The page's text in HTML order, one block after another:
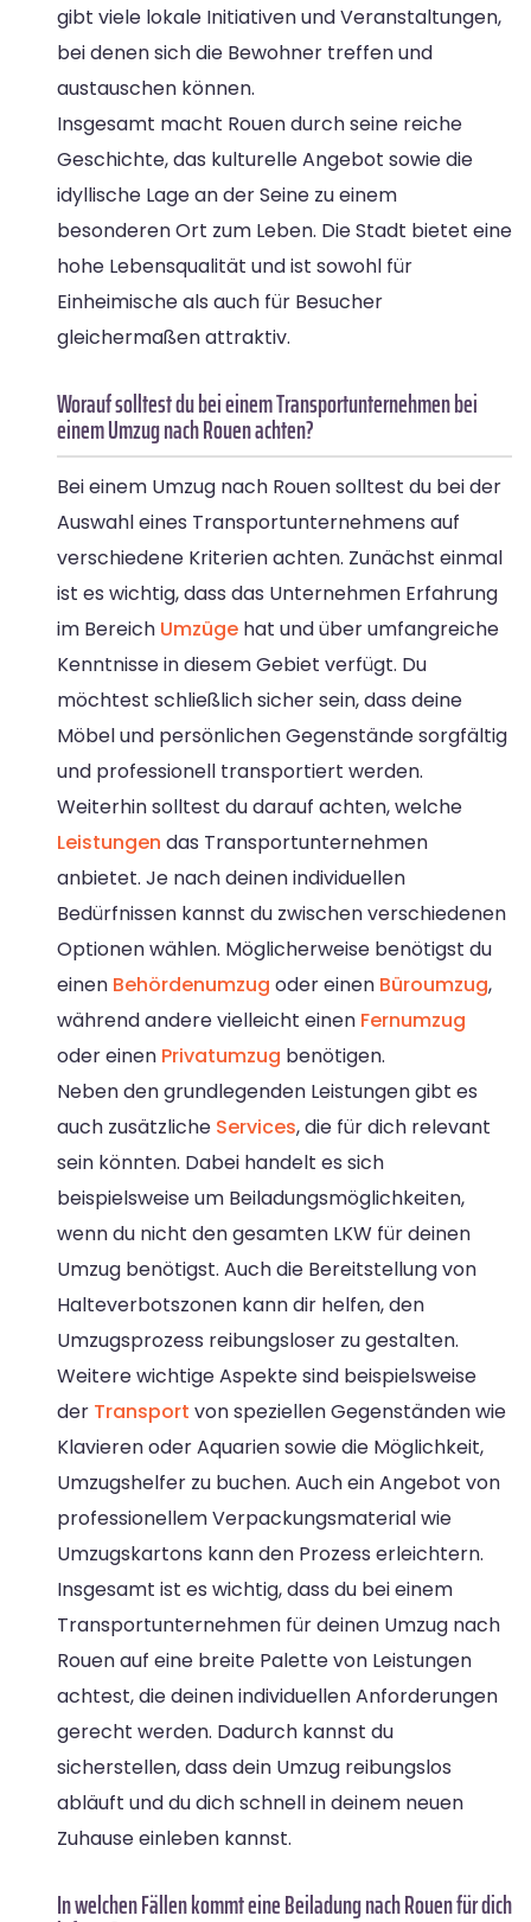
gibt viele lokale Initiativen und Veranstaltungen,
bei denen sich die Bewohner treffen und
austauschen können.
Insgesamt macht Rouen durch seine reiche
Geschichte, das kulturelle Angebot sowie die
idyllische Lage an der Seine zu einem
besonderen Ort zum Leben. Die Stadt bietet eine
hohe Lebensqualität und ist sowohl für
Einheimische als auch für Besucher
gleichermaßen attraktiv.
Worauf solltest du bei einem Transportunternehmen bei
einem Umzug nach Rouen achten?
Bei einem Umzug nach Rouen solltest du bei der
Auswahl eines Transportunternehmens auf
verschiedene Kriterien achten. Zunächst einmal
ist es wichtig, dass das Unternehmen Erfahrung
im Bereich Umzüge hat und über umfangreiche
Kenntnisse in diesem Gebiet verfügt. Du
möchtest schließlich sicher sein, dass deine
Möbel und persönlichen Gegenstände sorgfältig
und professionell transportiert werden.
Weiterhin solltest du darauf achten, welche
Leistungen das Transportunternehmen
anbietet. Je nach deinen individuellen
Bedürfnissen kannst du zwischen verschiedenen
Optionen wählen. Möglicherweise benötigst du
einen Behördenumzug oder einen Büroumzug,
während andere vielleicht einen Fernumzug
oder einen Privatumzug benötigen.
Neben den grundlegenden Leistungen gibt es
auch zusätzliche Services, die für dich relevant
sein könnten. Dabei handelt es sich
beispielsweise um Beiladungsmöglichkeiten,
wenn du nicht den gesamten LKW für deinen
Umzug benötigst. Auch die Bereitstellung von
Halteverbotszonen kann dir helfen, den
Umzugsprozess reibungsloser zu gestalten.
Weitere wichtige Aspekte sind beispielsweise
der Transport von speziellen Gegenständen wie
Klavieren oder Aquarien sowie die Möglichkeit,
Umzugshelfer zu buchen. Auch ein Angebot von
professionellem Verpackungsmaterial wie
Umzugskartons kann den Prozess erleichtern.
Insgesamt ist es wichtig, dass du bei einem
Transportunternehmen für deinen Umzug nach
Rouen auf eine breite Palette von Leistungen
achtest, die deinen individuellen Anforderungen
gerecht werden. Dadurch kannst du
sicherstellen, dass dein Umzug reibungslos
abläuft und du dich schnell in deinem neuen
Zuhause einleben kannst.
In welchen Fällen kommt eine Beiladung nach Rouen für dich